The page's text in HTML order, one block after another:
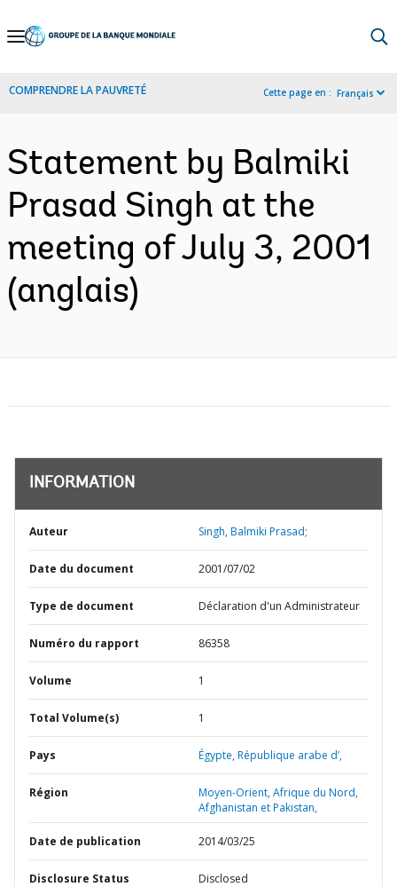
Skip
Navigation
COMPRENDRE LA PAUVRETÉ Cette page en : Français
Statement by Balmiki
Prasad Singh at the
meeting of July 3, 2001
(anglais)
INFORMATION
Auteur Singh, Balmiki Prasad;
Date du document 2001/07/02
Type de document Déclaration d'un Administrateur
Numéro du rapport 86358
Volume 1
Total Volume(s) 1
Pays Égypte,République arabe d’,
Région
Moyen-Orient, Afrique du Nord,
Afghanistan et Pakistan,
Date de publication 2014/03/25
Disclosure Status Disclosed